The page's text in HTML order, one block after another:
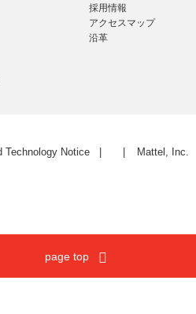
採用情報
アクセスマップ
沿革
Technology Notice Mattel, Inc.
page top